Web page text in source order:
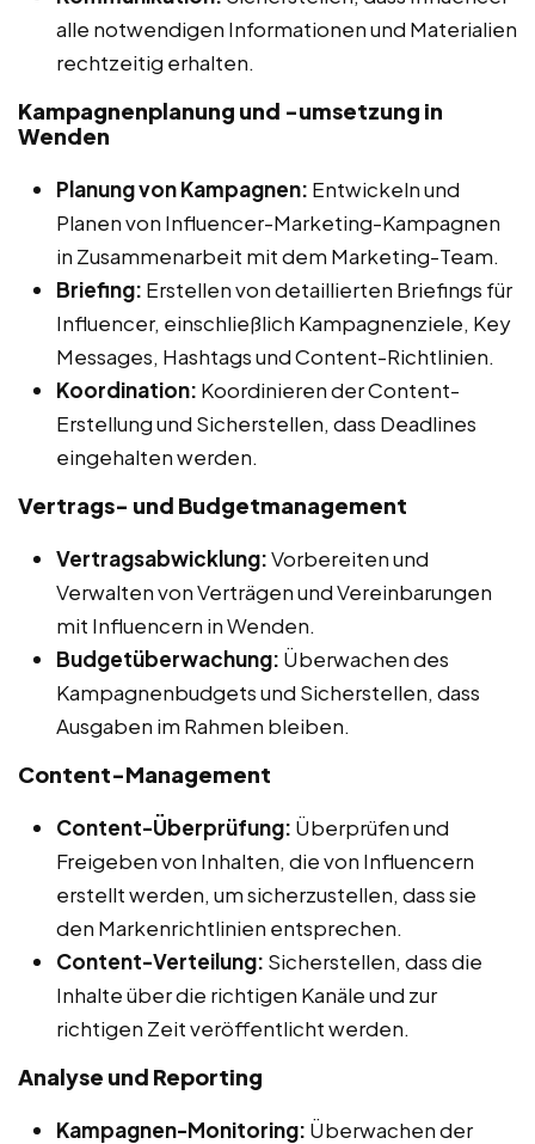
alle notwendigen Informationen und Materialien
rechtzeitig erhalten.
Kampagnenplanung und -umsetzung in
Wenden
Planung von Kampagnen: Entwickeln und
Planen von Influencer-Marketing-Kampagnen
in Zusammenarbeit mit dem Marketing-Team.
Briefing: Erstellen von detaillierten Briefings für
Influencer, einschließlich Kampagnenziele, Key
Messages, Hashtags und Content-Richtlinien.
Koordination: Koordinieren der Content-
Erstellung und Sicherstellen, dass Deadlines
eingehalten werden.
Vertrags- und Budgetmanagement
Vertragsabwicklung:Vorbereiten und
Verwalten von Verträgen und Vereinbarungen
mit Influencern in Wenden.
Budgetüberwachung: Überwachen des
Kampagnenbudgets und Sicherstellen, dass
Ausgaben im Rahmen bleiben.
Content-Management
Content-Überprüfung: Überprüfen und
Freigeben von Inhalten, die von Influencern
erstellt werden, um sicherzustellen, dass sie
den Markenrichtlinien entsprechen.
Content-Verteilung: Sicherstellen, dass die
Inhalte über die richtigen Kanäle und zur
richtigen Zeit veröffentlicht werden.
Analyse und Reporting
Kampagnen-Monitoring: Überwachen der